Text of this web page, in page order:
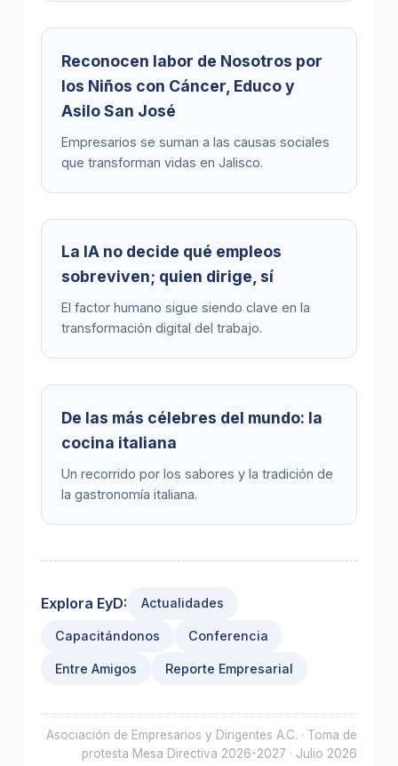
Reconocen labor de Nosotros por
los Niños con Cáncer, Educo y
Asilo San José
Empresarios se suman a las causas sociales
que transforman vidas en Jalisco.
La IA no decide qué empleos
sobreviven; quien dirige, sí
El factor humano sigue siendo clave en la
transformación digital del trabajo.
De las más célebres del mundo: la
cocina italiana
Un recorrido por los sabores y la tradición de
la gastronomía italiana.
Explora EyD: Actualidades
Capacitándonos Conferencia
Entre Amigos Reporte Empresarial
Asociación de Empresarios y Dirigentes A.C. · Toma de
protesta Mesa Directiva 2026-2027 · Julio 2026